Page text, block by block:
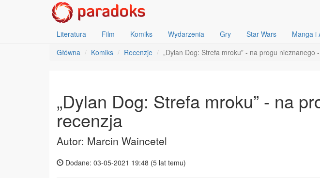
Literatura Film Komiks Wydarzenia Gry Star Wars Manga i
Główna
Komiks Recenzje „Dylan Dog: Strefa mroku” - na progu nieznanego
„Dylan Dog: Strefa mroku” - na
recenzja
Autor: Marcin Waincetel
Dodane: 03-05-2021 19:48 (5 lat temu)